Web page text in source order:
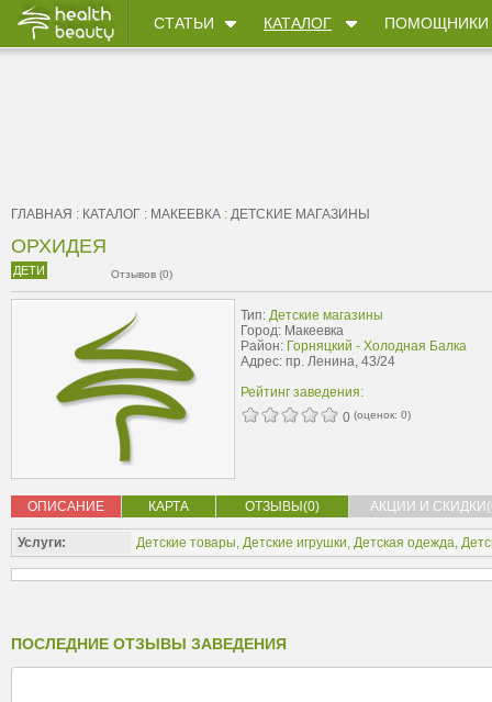
СТАТЬИ КАТАЛОГ ПОМОЩНИКИ
ГЛАВНАЯ : КАТАЛОГ : МАКЕЕВКА : ДЕТСКИЕ МАГАЗИНЫ
ОРХИДЕЯ
ДЕТИ Отзывов (0)
Тип: Детские магазины
Город: Макеевка
Район: Горняцкий - Холодная Балка
Адрес: пр. Ленина, 43/24
Рейтинг заведения:
0 (оценок: 0)
ОПИСАНИЕ КАРТА ОТЗЫВЫ(0) АКЦИИ И
Услуги: Детские товары, Детские игрушки, Детская одежда,
ПОСЛЕДНИЕ ОТЗЫВЫ ЗАВЕДЕНИЯ